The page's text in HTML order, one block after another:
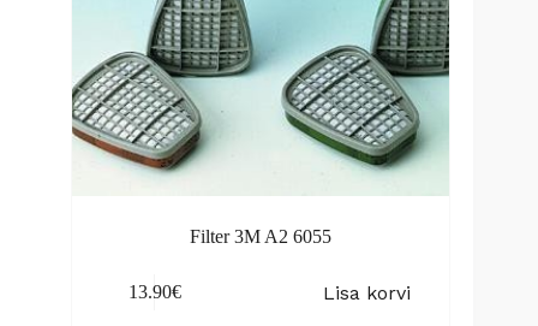
Filter 3M A2 6055
13.90€ Lisa korvi